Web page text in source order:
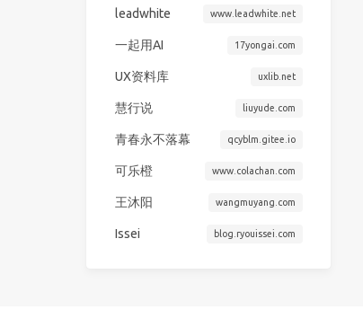
leadwhite www.leadwhite.net
一起用AI 17yongai.com
UX资料库 uxlib.net
慧行说 liuyude.com
青春永不落幕 qcyblm.gitee.io
可乐橙 www.colachan.com
王沐阳 wangmuyang.com
Issei blog.ryouissei.com